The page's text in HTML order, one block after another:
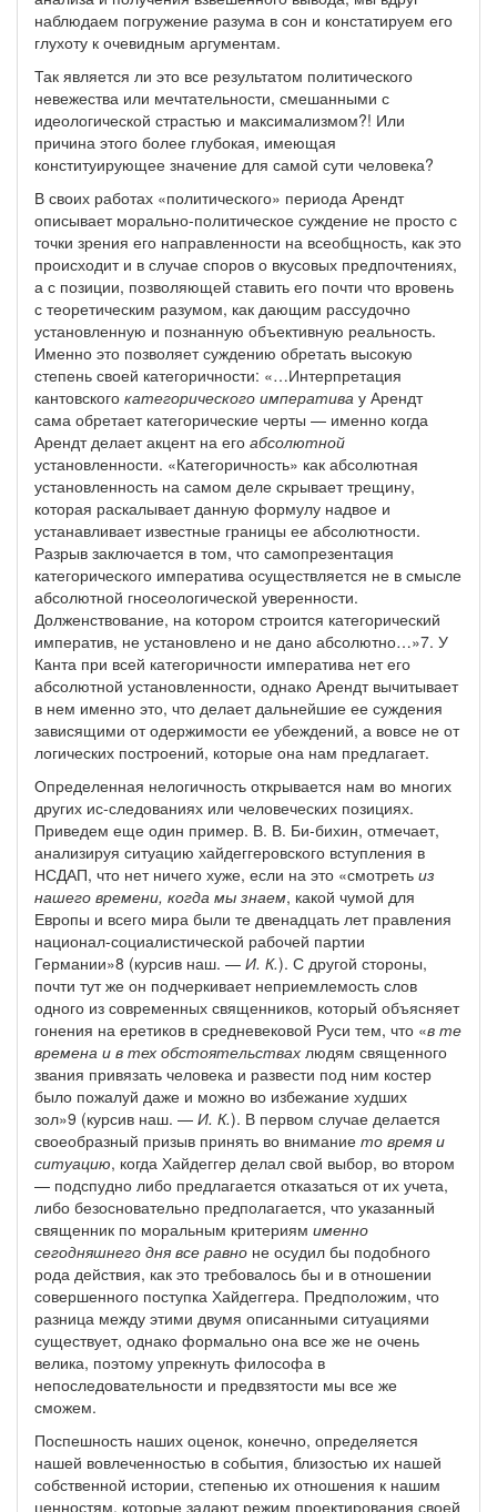
наблюдаем погружение разума в сон и констатируем его
глухоту к очевидным аргументам.
Так является ли это все результатом политического
невежества или мечтательности, смешанными с
идеологической страстью и максимализмом?! Или
причина этого более глубокая, имеющая
конституирующее значение для самой сути человека?
В своих работах «политического» периода Арендт
описывает морально-политическое суждение не просто с
точки зрения его направленности на всеобщность, как это
происходит и в случае споров о вкусовых предпочтениях,
а с позиции, позволяющей ставить его почти что вровень
с теоретическим разумом, как дающим рассудочно
установленную и познанную объективную реальность.
Именно это позволяет суждению обретать высокую
степень своей категоричности: «…Интерпретация
кантовского категорического императива у Арендт
сама обретает категорические черты — именно когда
Арендт делает акцент на его абсолютной
установленности. «Категоричность» как абсолютная
установленность на самом деле скрывает трещину,
которая раскалывает данную формулу надвое и
устанавливает известные границы ее абсолютности.
Разрыв заключается в том, что самопрезентация
категорического императива осуществляется не в смысле
абсолютной гносеологической уверенности.
Долженствование, на котором строится категорический
императив, не установлено и не дано абсолютно…»7. У
Канта при всей категоричности императива нет его
абсолютной установленности, однако Арендт вычитывает
в нем именно это, что делает дальнейшие ее суждения
зависящими от одержимости ее убеждений, а вовсе не от
логических построений, которые она нам предлагает.
Определенная нелогичность открывается нам во многих
других ис-следованиях или человеческих позициях.
Приведем еще один пример. В. В. Би-бихин, отмечает,
анализируя ситуацию хайдеггеровского вступления в
НСДАП, что нет ничего хуже, если на это «смотреть из
нашего времени, когда мы знаем, какой чумой для
Европы и всего мира были те двенадцать лет правления
национал-социалистической рабочей партии
Германии»8 (курсив наш. — И. К.). С другой стороны,
почти тут же он подчеркивает неприемлемость слов
одного из современных священников, который объясняет
гонения на еретиков в средневековой Руси тем, что «в те
времена и в тех обстоятельствах людям священного
звания привязать человека и развести под ним костер
было пожалуй даже и можно во избежание худших
зол»9 (курсив наш. — И. К.). В первом случае делается
своеобразный призыв принять во внимание то время и
ситуацию, когда Хайдеггер делал свой выбор, во втором
— подспудно либо предлагается отказаться от их учета,
либо безосновательно предполагается, что указанный
священник по моральным критериям именно
сегодняшнего дня все равно не осудил бы подобного
рода действия, как это требовалось бы и в отношении
совершенного поступка Хайдеггера. Предположим, что
разница между этими двумя описанными ситуациями
существует, однако формально она все же не очень
велика, поэтому упрекнуть философа в
непоследовательности и предвзятости мы все же
сможем.
Поспешность наших оценок, конечно, определяется
нашей вовлеченностью в события, близостью их нашей
собственной истории, степенью их отношения к нашим
ценностям, которые задают режим проектирования своей